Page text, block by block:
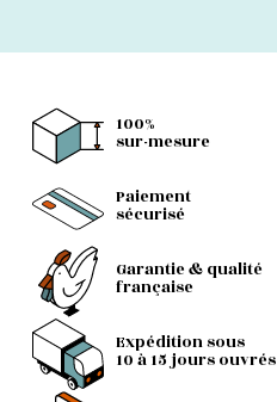
100%
sur-mesure
Paiement
sécurisé
Garantie & qualité
française
Expédition sous
10 à 15 jours ouvrés